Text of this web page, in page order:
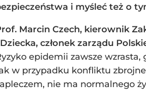
i myśleć też o
Marcin Czech, kierownik
członek zarządu
epidemii zawsze
w przypadku konfliktu
nie ma normalnego